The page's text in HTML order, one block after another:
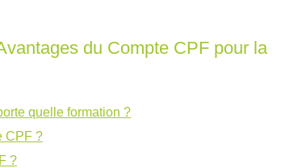
du Compte CPF pour la
quelle formation ?
CPF ?
?